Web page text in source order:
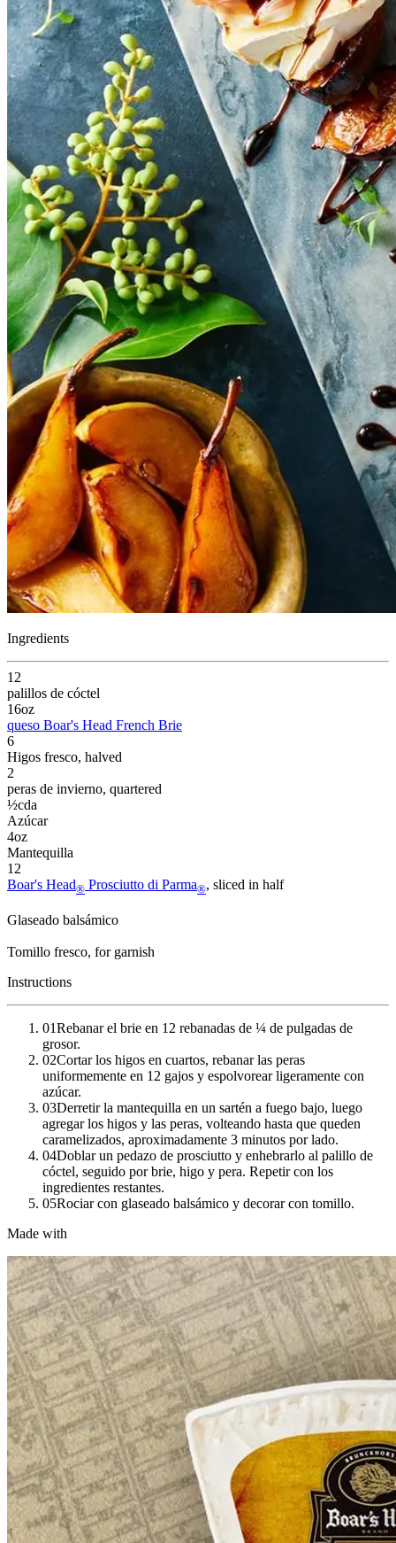
Ingredients
12
palillos de cóctel
16oz
queso Boar's Head French Brie
6
Higos fresco, halved
2
peras de invierno, quartered
½cda
Azúcar
4oz
Mantequilla
12
Boar's Head® Prosciutto di Parma®, sliced in half
Glaseado balsámico
Tomillo fresco, for garnish
Instructions
01Rebanar el brie en 12 rebanadas de ¼ de pulgadas de
grosor.
02Cortar los higos en cuartos, rebanar las peras
uniformemente en 12 gajos y espolvorear ligeramente con
azúcar.
03Derretir la mantequilla en un sartén a fuego bajo, luego
agregar los higos y las peras, volteando hasta que queden
caramelizados, aproximadamente 3 minutos por lado.
04Doblar un pedazo de prosciutto y enhebrarlo al palillo de
cóctel, seguido por brie, higo y pera. Repetir con los
ingredientes restantes.
05Rociar con glaseado balsámico y decorar con tomillo.
Made with